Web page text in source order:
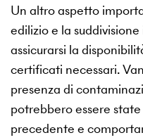
Un altro aspetto
edilizio e la
assicurarsi la
certificati necessari.
presenza di
potrebbero essere
precedente e